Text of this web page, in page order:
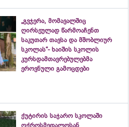
„გვჯერა, მომავალშიც
ღირსეულად წარმოაჩენთ
საკუთარ თავსა და მშობლიურ
სკოლას“- ხაიშის სკოლის
კურსდამთავრებულებმა
ეროვნული გამოცდები
ქუტირის საჯარო სკოლაში
ოქროსმედალოსან